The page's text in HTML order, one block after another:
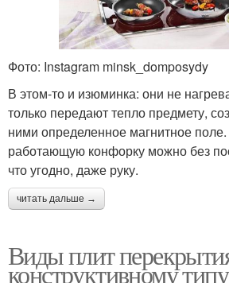
Фото: Instagram minsk_domposydy
В этом-то и изюминка: они не
только передают тепло предмету,
ними определенное магнитное поле.
работающую конфорку можно без
что угодно, даже руку.
читать дальше →
Виды плит
конструктивному